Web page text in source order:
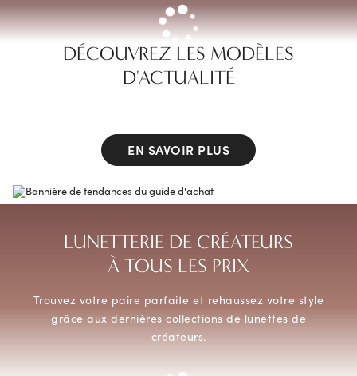
ou classique,choisissez parmi une sélection de matériaux
pour créer votre styleparfait.
DÉCOUVREZ LES MODÈLES
D'ACTUALITÉ
EN SAVOIR PLUS
LUNETTERIE DE CRÉATEURS
À TOUS LES PRIX
Trouvez votre paire parfaite et rehaussez votre style
grâce aux dernières collections de lunettes de
créateurs.